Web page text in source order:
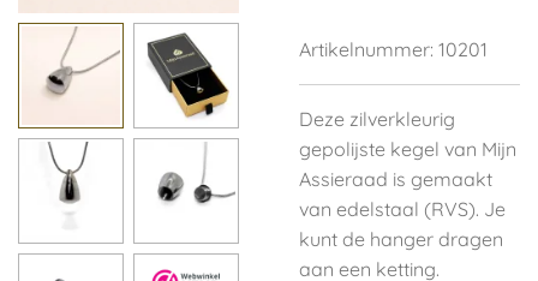
Artikelnummer: 10201
Deze zilverkleurig
gepolijste kegel van Mijn
Assieraad is gemaakt
van edelstaal (RVS). Je
kunt de hanger dragen
aan een ketting.